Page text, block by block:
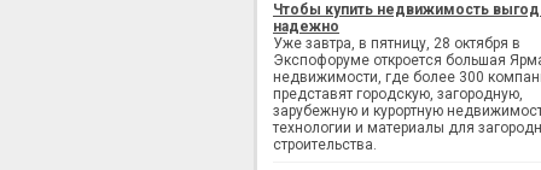
Чтобы купить недвижимость
надежно
Уже завтра, в пятницу, 28 октября в
Экспофоруме откроется большая
недвижимости, где более 300
представят городскую, загородную,
зарубежную и курортную
технологии и материалы для
строительства.